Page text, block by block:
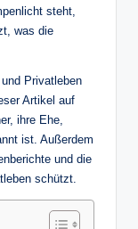
steht,
was die
Privatleben
Artikel auf
ihre Ehe,
ist. Außerdem
und die
schützt.